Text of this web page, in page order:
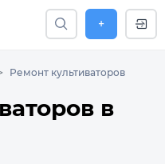
+
Ремонт культиваторов
в